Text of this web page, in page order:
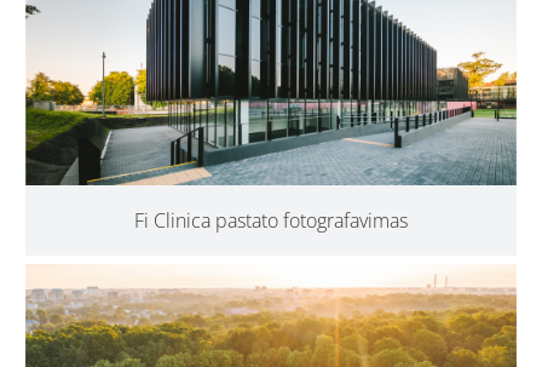
Fi Clinica pastato fotografavimas